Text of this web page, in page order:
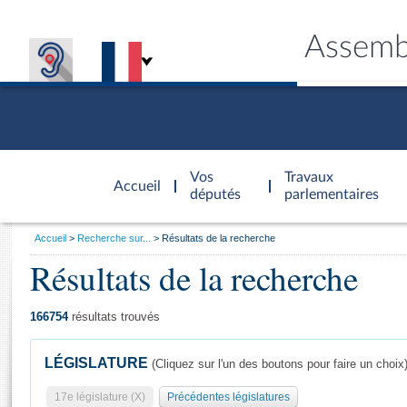
Accueil
d'accueil
Vos
députés
Travaux
parlementaires
Général
Vous
Accueil Recherche sur... Résultats de la recherche
Résultats de la recherche
166754résultats trouvés
LÉGISLATURE (Cliquez sur l'un des boutons pour faire un choix)
17e législature (X) Précédentes législatures